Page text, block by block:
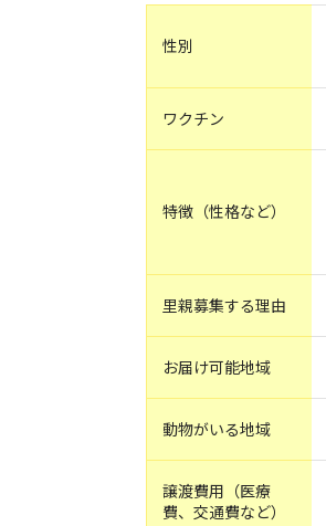
性別
ワクチン
特徴（性格など）
里親募集する理由
お届け可能地域
動物がいる地域
譲渡費用（医療
費、交通費など）